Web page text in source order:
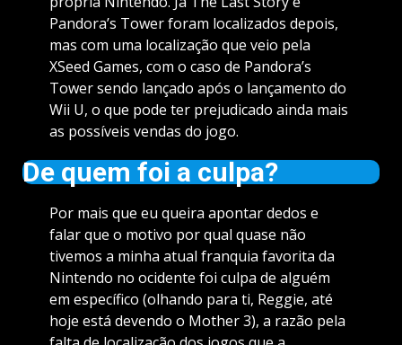
Pandora’s Tower foram localizados depois,
mas com uma localização que veio pela
XSeed Games, com o caso de Pandora’s
Tower sendo lançado após o lançamento do
Wii U, o que pode ter prejudicado ainda mais
as possíveis vendas do jogo.
De quem foi a culpa?
Por mais que eu queira apontar dedos e
falar que o motivo por qual quase não
tivemos a minha atual franquia favorita da
Nintendo no ocidente foi culpa de alguém
em específico (olhando para ti, Reggie, até
hoje está devendo o Mother 3), a razão pela